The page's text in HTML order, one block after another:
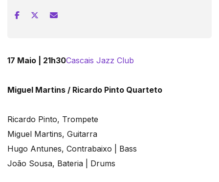
17 Maio | 21h30Cascais Jazz Club
Miguel Martins / Ricardo Pinto Quarteto
Ricardo Pinto, Trompete
Miguel Martins, Guitarra
Hugo Antunes, Contrabaixo | Bass
João Sousa, Bateria | Drums